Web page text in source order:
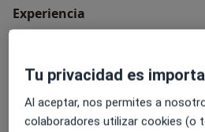
Experiencia
Sexología
Tu privacidad es
Al aceptar, nos permites a
colaboradores utilizar cookies (o